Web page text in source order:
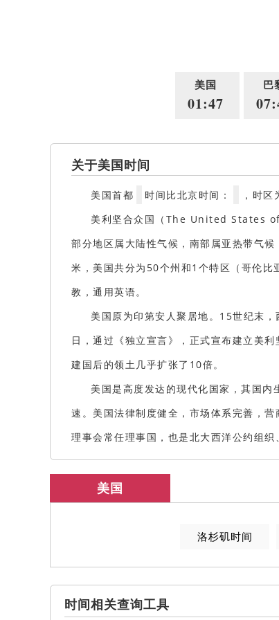
美国
01:47
巴
关于美国时间
美国首都 时间比北京时间： ，时区
美利坚合众国（The United States of
部分地区属大陆性气候，南部属亚热带气
米，美国共分为50个州和1个特区（哥伦
教，通用英语。
美国原为印第安人聚居地。15世纪末
日，通过《独立宣言》，正式宣布建立美
建国后的领土几乎扩张了10倍。
美国是高度发达的现代化国家，其国
速。美国法律制度健全，市场体系完善，
理事会常任理事国，也是北大西洋公约组
美国
洛杉矶时间
时间相关查询工具